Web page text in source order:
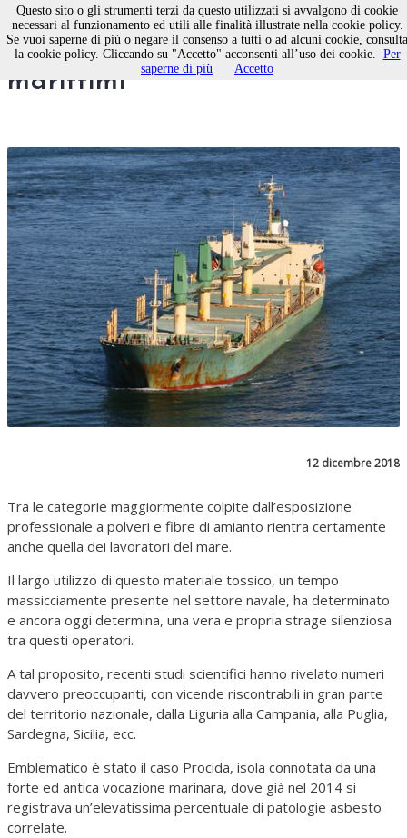
Amianto, il nemico dei
marittimi
12 dicembre 2018
Tra le categorie maggiormente colpite dall’esposizione
professionale a polveri e fibre di amianto rientra certamente
anche quella dei lavoratori del mare.
Il largo utilizzo di questo materiale tossico, un tempo
massicciamente presente nel settore navale, ha determinato
e ancora oggi determina, una vera e propria strage silenziosa
tra questi operatori.
A tal proposito, recenti studi scientifici hanno rivelato numeri
davvero preoccupanti, con vicende riscontrabili in gran parte
del territorio nazionale, dalla Liguria alla Campania, alla Puglia,
Sardegna, Sicilia, ecc.
Emblematico è stato il caso Procida, isola connotata da una
forte ed antica vocazione marinara, dove già nel 2014 si
registrava un’elevatissima percentuale di patologie asbesto
correlate.
Questo sito o gli strumenti terzi da questo utilizzati si avvalgono di cookie
necessari al funzionamento ed utili alle finalità illustrate nella cookie policy.
Se vuoi saperne di più o negare il consenso a tutti o ad alcuni cookie, consulta
la cookie policy. Cliccando su "Accetto" acconsenti all’uso dei cookie. Per
saperne di più
Accetto